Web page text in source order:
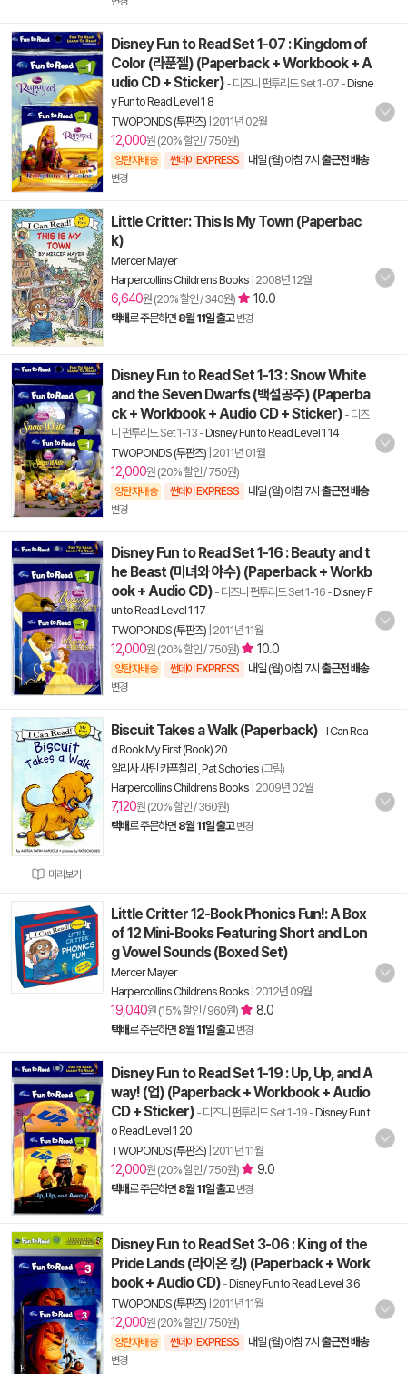
Disney Fun to Read Set 1-07 : Kingdom of
Color (라푼젤) (Paperback + Workbook + A
udio CD + Sticker) - 디즈니 펀투리드 Set 1-07 -Disne
y Fun to Read Level 1 8
TWOPONDS (투판즈) 2011년 02월
12,000원 (20% 할인 / 750원)
양탄자배송 썬데이 EXPRESS 내일 (월) 아침 7시 출근전 배송
변경
Little Critter: This Is My Town (Paperbac
k)
Mercer Mayer
Harpercollins Childrens Books 2008년 12월
6,640원 (20% 할인 / 340원) 10.0
택배로 주문하면 8월 11일 출고 변경
Disney Fun to Read Set 1-13 : Snow White
and the Seven Dwarfs (백설공주) (Paperba
ck + Workbook + Audio CD + Sticker) - 디즈
니 펀투리드 Set 1-13 -Disney Fun to Read Level 1 14
TWOPONDS (투판즈) 2011년 01월
12,000원 (20% 할인 / 750원)
양탄자배송 썬데이 EXPRESS 내일 (월) 아침 7시 출근전 배송
변경
Disney Fun to Read Set 1-16 : Beauty and t
he Beast (미녀와 야수) (Paperback + Workb
ook + Audio CD) - 디즈니 펀투리드 Set 1-16 -Disney F
un to Read Level 1 17
TWOPONDS (투판즈) 2011년 11월
12,000원 (20% 할인 / 750원) 10.0
양탄자배송 썬데이 EXPRESS 내일 (월) 아침 7시 출근전 배송
변경
미리보기
Biscuit Takes a Walk (Paperback) -I Can Rea
d Book My First (Book) 20
알리사 사틴 카푸칠리 Pat Schories (그림)
Harpercollins Childrens Books 2009년 02월
7,120원 (20% 할인 / 360원)
택배로 주문하면 8월 11일 출고 변경
Little Critter 12-Book Phonics Fun!: A Box
of 12 Mini-Books Featuring Short and Lon
g Vowel Sounds (Boxed Set)
Mercer Mayer
Harpercollins Childrens Books 2012년 09월
19,040원 (15% 할인 / 960원) 8.0
택배로 주문하면 8월 11일 출고 변경
Disney Fun to Read Set 1-19 : Up, Up, and A
way! (업) (Paperback + Workbook + Audio
CD + Sticker) - 디즈니 펀투리드 Set 1-19 -Disney Fun t
o Read Level 1 20
TWOPONDS (투판즈) 2011년 11월
12,000원 (20% 할인 / 750원) 9.0
택배로 주문하면 8월 11일 출고 변경
Disney Fun to Read Set 3-06 : King of the
Pride Lands (라이온 킹) (Paperback + Work
book + Audio CD) -Disney Fun to Read Level 3 6
TWOPONDS (투판즈) 2011년 11월
12,000원 (20% 할인 / 750원)
양탄자배송 썬데이 EXPRESS 내일 (월) 아침 7시 출근전 배송
변경